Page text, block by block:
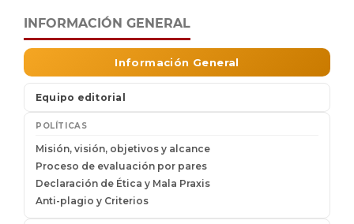
INFORMACIÓN GENERAL